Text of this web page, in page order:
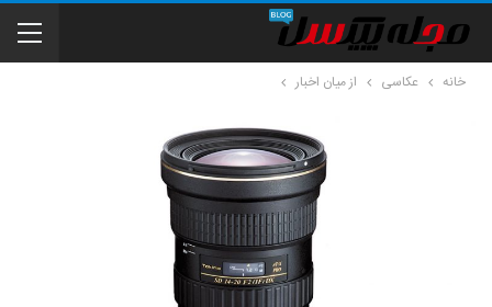
خانه عکاسی از میان اخبار